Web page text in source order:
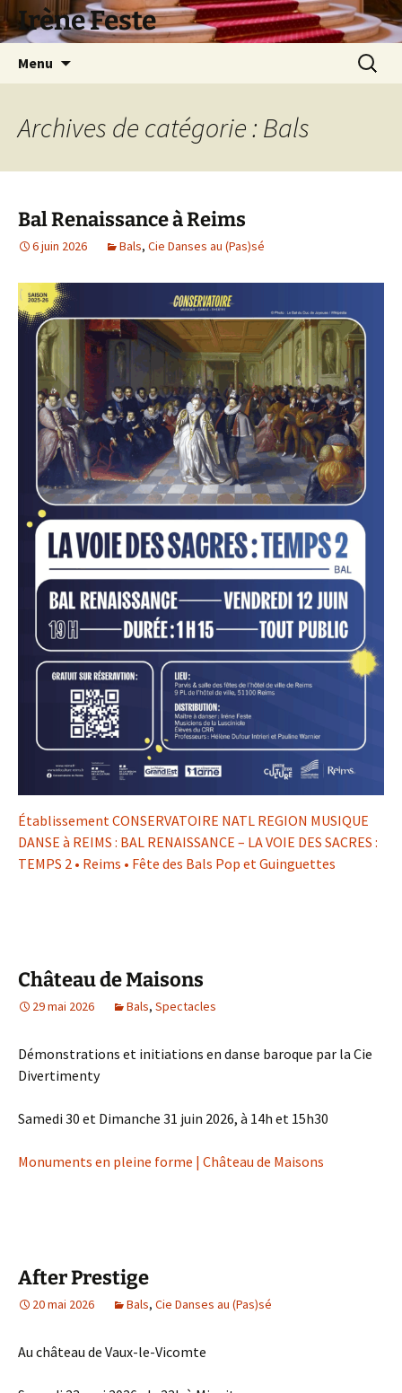
Aller
au Irène Feste
Menu
Archives de catégorie : Bals
Bal Renaissance à Reims
6 juin 2026 Bals, Cie Danses au (Pas)sé
Établissement CONSERVATOIRE NATL REGION MUSIQUE
DANSE à REIMS : BAL RENAISSANCE – LA VOIE DES SACRES :
TEMPS 2 • Reims • Fête des Bals Pop et Guinguettes
Château de Maisons
29 mai 2026 Bals, Spectacles
Démonstrations et initiations en danse baroque par la Cie
Divertimenty
Samedi 30 et Dimanche 31 juin 2026, à 14h et 15h30
Monuments en pleine forme | Château de Maisons
After Prestige
20 mai 2026 Bals, Cie Danses au (Pas)sé
Au château de Vaux-le-Vicomte